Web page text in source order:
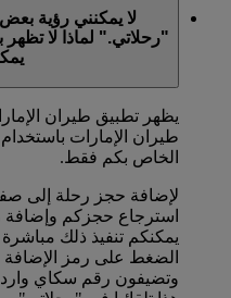
لا يمكنني رؤية
"رحلاتي." لماذا لا
يظهر تطبيق طيران
طيران الإمارات
الخاص بكم فقط.
لإضافة حجز رحلة إلى
استرجاع حجزكم وإضافة
يمكنكم تنفيذ ذلك
الضغط على رمز
وتضيفون رقم سكاي